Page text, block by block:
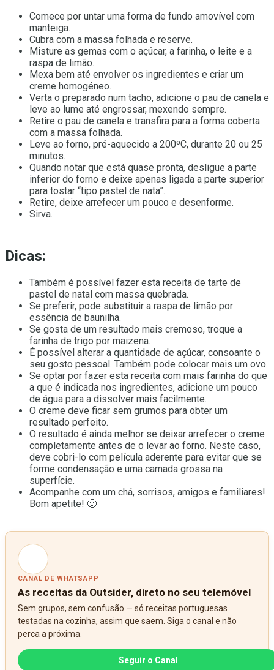
Comece por untar uma forma de fundo amovível com
manteiga.
Cubra com a massa folhada e reserve.
Misture as gemas com o açúcar, a farinha, o leite e a
raspa de limão.
Mexa bem até envolver os ingredientes e criar um
creme homogéneo.
Verta o preparado num tacho, adicione o pau de canela e
leve ao lume até engrossar, mexendo sempre.
Retire o pau de canela e transfira para a forma coberta
com a massa folhada.
Leve ao forno, pré-aquecido a 200ºC, durante 20 ou 25
minutos.
Quando notar que está quase pronta, desligue a parte
inferior do forno e deixe apenas ligada a parte superior
para tostar “tipo pastel de nata”.
Retire, deixe arrefecer um pouco e desenforme.
Sirva.
Dicas:
Também é possível fazer esta receita de tarte de
pastel de natal com massa quebrada.
Se preferir, pode substituir a raspa de limão por
essência de baunilha.
Se gosta de um resultado mais cremoso, troque a
farinha de trigo por maizena.
É possível alterar a quantidade de açúcar, consoante o
seu gosto pessoal. Também pode colocar mais um ovo.
Se optar por fazer esta receita com mais farinha do que
a que é indicada nos ingredientes, adicione um pouco
de água para a dissolver mais facilmente.
O creme deve ficar sem grumos para obter um
resultado perfeito.
O resultado é ainda melhor se deixar arrefecer o creme
completamente antes de o levar ao forno. Neste caso,
deve cobri-lo com película aderente para evitar que se
forme condensação e uma camada grossa na
superfície.
Acompanhe com um chá, sorrisos, amigos e familiares!
Bom apetite! 🙂
CANAL DE WHATSAPP
As receitas da Outsider, direto no seu telemóvel
Sem grupos, sem confusão — só receitas portuguesas
testadas na cozinha, assim que saem. Siga o canal e não
perca a próxima.
Seguir o Canal